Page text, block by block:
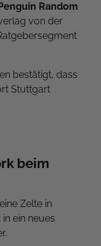
Random
von der
bestätigt, dass
Stuttgart
beim
Zelte in
ein neues